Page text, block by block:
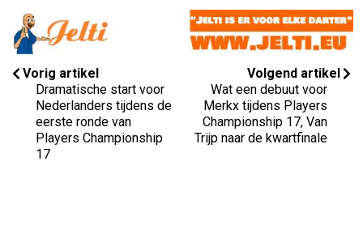
Vorig artikel
Dramatische start voor
Nederlanders tijdens de
eerste ronde van
Players Championship
17
Volgend artikel
Wat een debuut voor
Merkx tijdens Players
Championship 17, Van
Trijp naar de kwartfinale